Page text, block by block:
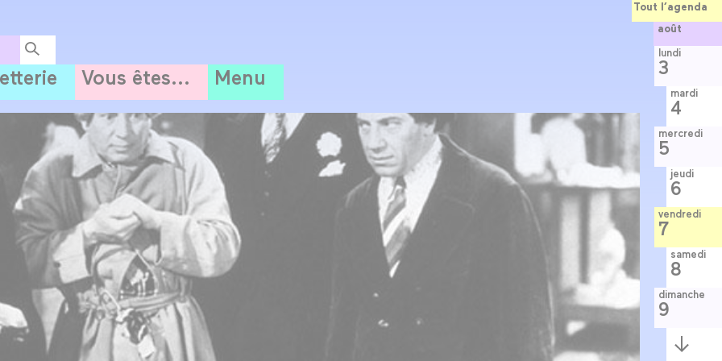
Vous êtes... Menu
Tout l’agenda
août
lundi
3
mardi
4
mercredi
5
jeudi
6
vendredi
7
samedi
8
dimanche
9
Semaine
suivante